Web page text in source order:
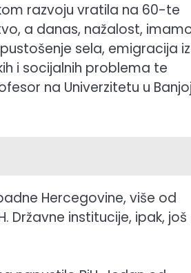
razvoju vratila na 60-te
a danas, nažalost,
sela, emigracija iz
i socijalnih problema te
na Univerzitetu u
Hercegovine, više od
Državne institucije, ipak, još